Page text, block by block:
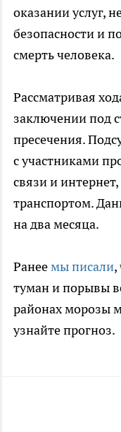
оказании услуг,
безопасности и
смерть человека.
Рассматривая
заключении под
пресечения.
с участниками
связи и
транспортом.
на два месяца.
Ранеемы писали,
туман и порывы
районах морозы
узнайте прогноз.